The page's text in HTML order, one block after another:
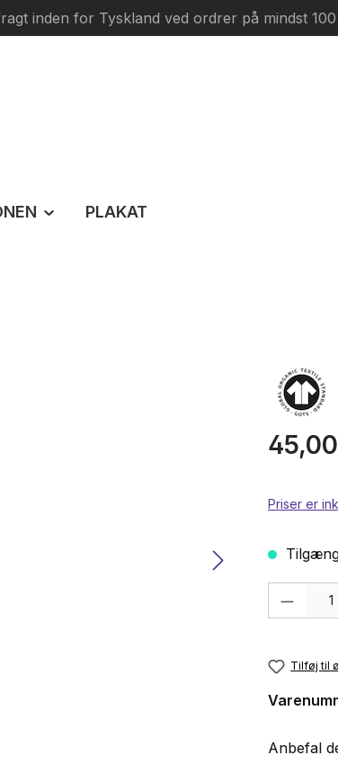
inden for Tyskland ved ordrer på mindst
PLAKAT
Almindelig
Priser er
Tilføj til
Anbefal